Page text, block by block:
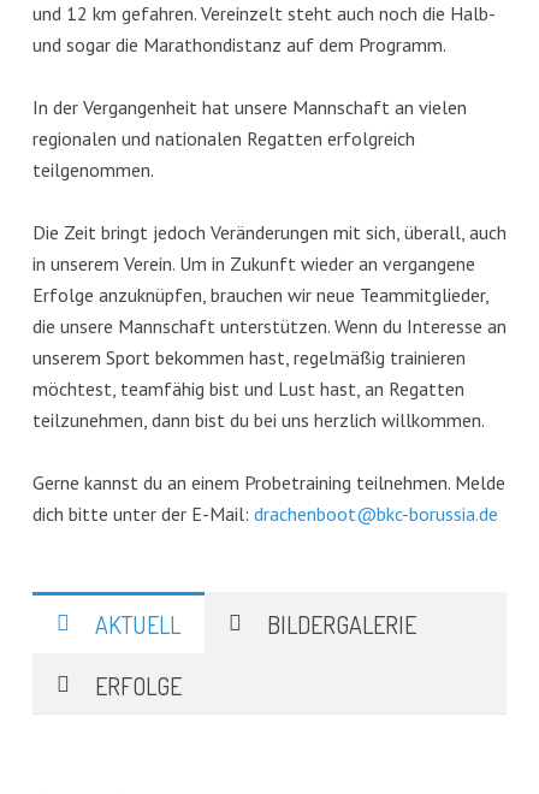
und 12 km gefahren. Vereinzelt steht auch noch die Halb-
und sogar die Marathondistanz auf dem Programm.
In der Vergangenheit hat unsere Mannschaft an vielen
regionalen und nationalen Regatten erfolgreich
teilgenommen.
Die Zeit bringt jedoch Veränderungen mit sich, überall, auch
in unserem Verein. Um in Zukunft wieder an vergangene
Erfolge anzuknüpfen, brauchen wir neue Teammitglieder,
die unsere Mannschaft unterstützen. Wenn du Interesse an
unserem Sport bekommen hast, regelmäßig trainieren
möchtest, teamfähig bist und Lust hast, an Regatten
teilzunehmen, dann bist du bei uns herzlich willkommen.
Gerne kannst du an einem Probetraining teilnehmen. Melde
dich bitte unter der E-Mail: drachenboot@bkc-borussia.de
AKTUELL
BILDERGALERIE
ERFOLGE